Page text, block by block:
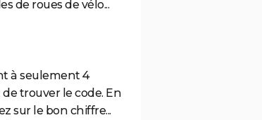
de roues de vélo...
à seulement 4
trouver le code. En
sur le bon chiffre...